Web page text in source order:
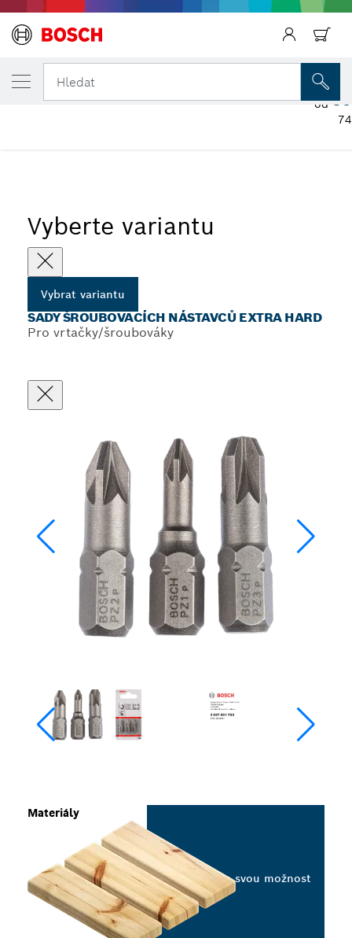
Hledat
Vyberte variantu
Vybrat variantu
SADY ŠROUBOVACÍCH NÁSTAVCŮ EXTRA HARD
Pro vrtačky/šroubováky
Materiály
Vyberte svou možnost
ZVOLENÁ VARIANTA
Sady šroubovacích nástavců Extra Hard
od